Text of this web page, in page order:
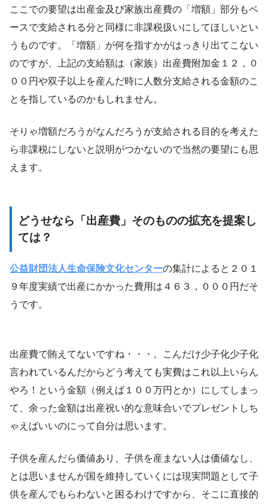
ここでの要望は出産金及び家族出産費の「増額」部分もベ
ースで支給される分と同様に非課税扱いにしてほしいとい
うものです。「増額」が何を指すかがはっきり出てこない
のですが、上記の支給額は（家族）出産費附加金１２，０
００円や双子以上を産んだ時に人数分支給される金額のこ
とを指しているのかもしれません。
そりゃ増額だろうがなんだろうが支給される目的を考えた
ら非課税にしないと説明がつかないので当然の要望にも思
えます。
どうせなら「出産費」そのものの拡充を提案し
ては？
公益財団法人生命保険文化センターの集計によると２０１
９年度実績で出産にかかった費用は４６３，０００円だそ
うです。
出産費で賄えてないですね・・・。こんだけ少子化少子化
言われているんだからどう考えても実費はこれ以上いらん
やろ！という金額（例えば１００万円とか）にしてしまっ
て、余った金額は出産祝い的な意味合いでプレゼントしち
ゃえばいいのにって自分は思います。
子供を産んだら価値あり、子供を産まない人は価値なし、
とは思いませんが国を維持していくには現実問題として子
供を産んでもらわないと困るわけですから、そこに直接的